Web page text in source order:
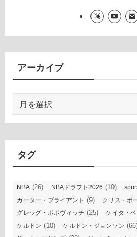
アーカイブ
カ
タグ
NBA (26) NBAドラフト2026 (10)
カーター・ブライアント (9) クリス・ポ
グレッグ・ポポヴィッチ (25) ケイタ・
ケルドン (10) ケルドン・ジョンソン